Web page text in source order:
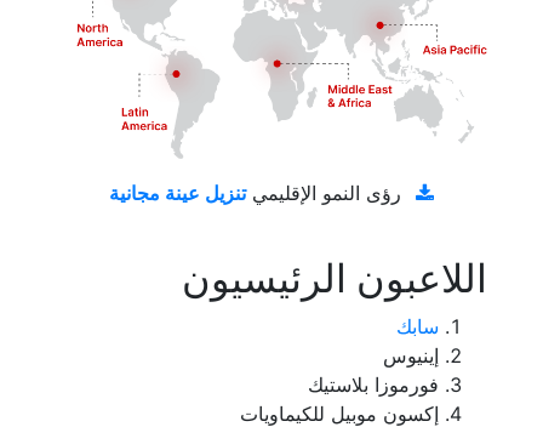
رؤى النمو الإقليمي
اللاعبون الرئيسيون
سابك
إينيوس
فورموزا بلاستيك
إكسون موبيل للكيماويات